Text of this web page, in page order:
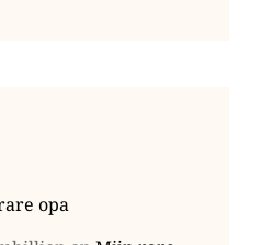
opa